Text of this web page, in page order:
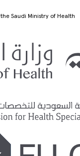
Saudi Ministry of Health